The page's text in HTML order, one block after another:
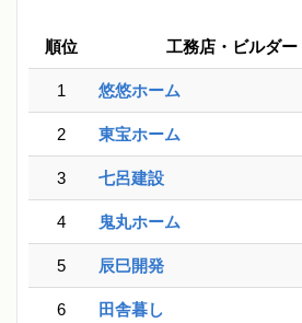
順位 工務店・ビルダー
1 悠悠ホーム
2 東宝ホーム
3 七呂建設
4 鬼丸ホーム
5 辰巳開発
6 田舎暮し